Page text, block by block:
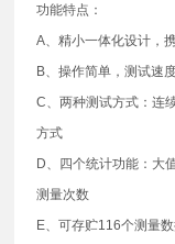
功能特点：
A、精小一体化设计，
B、操作简单，测试速
C、两种测试方式：连
方式
D、四个统计功能：大
测量次数
E、可存贮116个测量